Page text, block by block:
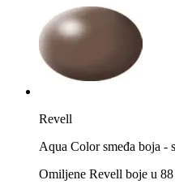
Revell
Aqua Color smeđa boja -
Omiljene Revell boje u